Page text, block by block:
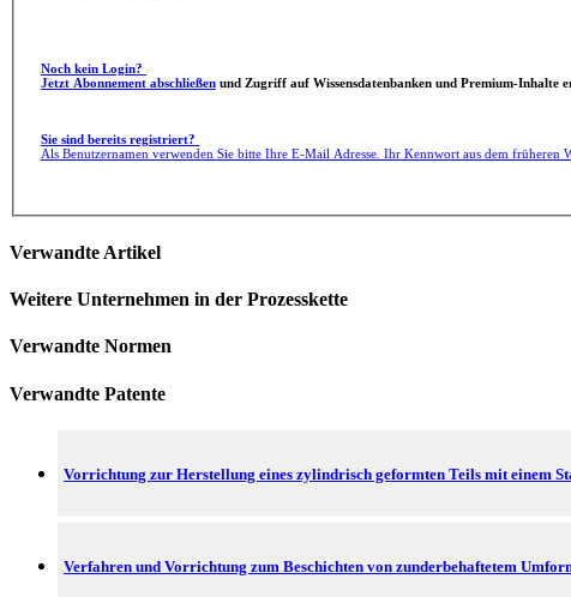
Noch kein Login?
Jetzt Abonnement abschließen und Zugriff auf Wissensdatenbanken und Premium-Inhalte
Sie sind bereits registriert?
Als Benutzernamen verwenden Sie bitte Ihre E-Mail Adresse. Ihr Kennwort aus dem früheren
Verwandte Artikel
Weitere Unternehmen in der Prozesskette
Verwandte Normen
Verwandte Patente
Vorrichtung zur Herstellung eines zylindrisch geformten Teils mit einem
Verfahren und Vorrichtung zum Beschichten von zunderbehaftetem